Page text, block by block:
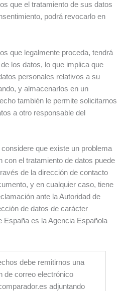
que el tratamiento de sus datos
podrá revocarlo en
que legalmente proceda, tendrá
los datos, lo que implica que
personales relativos a su
y almacenarlos en un
también le permite solicitarnos
a otro responsable del
que existe un problema
con el tratamiento de datos puede
de la dirección de contacto
y en cualquier caso, tiene
ante la Autoridad de
de datos de carácter
España es la Agencia Española
debe remitirnos una
de correo electrónico
adjuntando